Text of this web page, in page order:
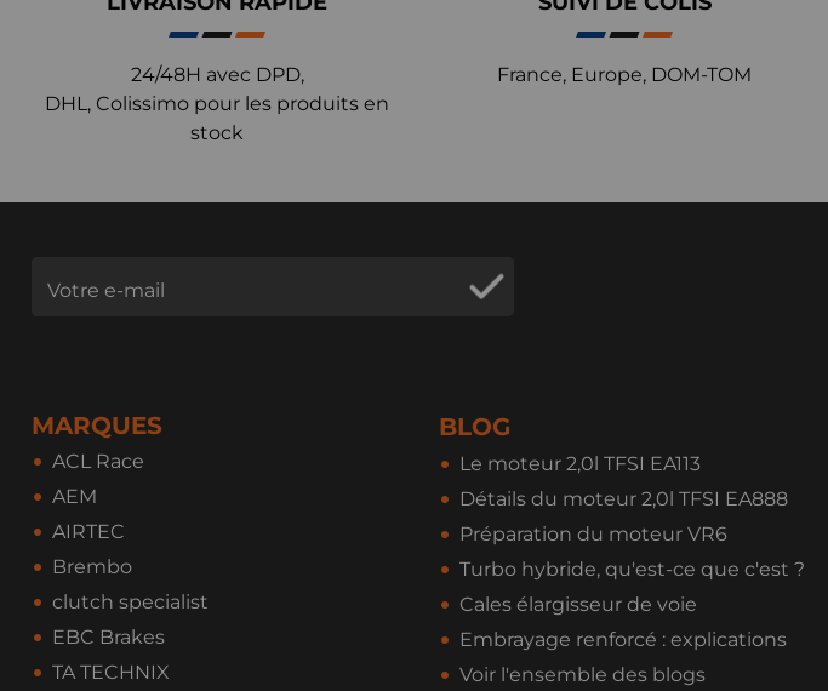
24/48H avec DPD,
DHL, Colissimo pour les produits en
stock
France, Europe, DOM-TOM
MARQUES
ACL Race
AEM
AIRTEC
Brembo
clutch specialist
EBC Brakes
TA TECHNIX
BLOG
Le moteur 2,0l TFSI EA113
Détails du moteur 2,0l TFSI EA888
Préparation du moteur VR6
Turbo hybride, qu'est-ce que c'est ?
Cales élargisseur de voie
Embrayage renforcé : explications
Voir l'ensemble des blogs